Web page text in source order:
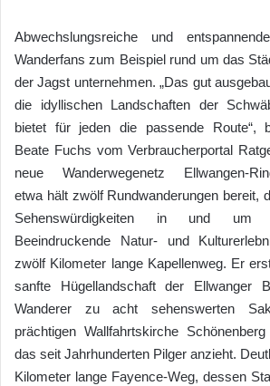
Abwechslungsreiche und
Wanderfans zum Beispiel rund um das
der Jagst unternehmen. „Das gut
die idyllischen Landschaften der
bietet für jeden die passende Route“,
Beate Fuchs vom Verbraucherportal
neue Wanderwegenetz Ellwangen-
etwa hält zwölf Rundwanderungen bereit,
Sehenswürdigkeiten in und um
Beeindruckende Natur- und
zwölf Kilometer lange Kapellenweg. Er
sanfte Hügellandschaft der Ellwanger
Wanderer zu acht sehenswerten
prächtigen Wallfahrtskirche
das seit Jahrhunderten Pilger anzieht.
Kilometer lange Fayence-Weg, dessen